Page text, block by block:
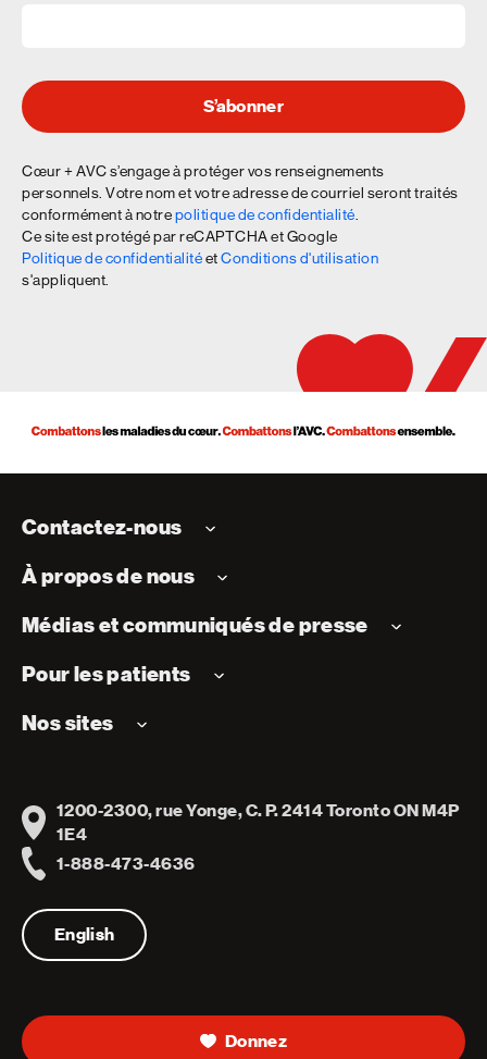
S’abonner
Cœur + AVC s’engage à protéger vos renseignements
personnels. Votre nom et votre adresse de courriel seront traités
conformément à notrepolitique de confidentialité.
Ce site est protégé par reCAPTCHA et Google
Politique de confidentialitéetConditions d'utilisation
s'appliquent.
Contactez-nous
À propos de nous
Médias et communiqués de presse
Pour les patients
Nos sites
Address
1200-2300, rue Yonge, C. P. 2414 Toronto ON M4P
1E4
1-888-473-4636
English
Donnez